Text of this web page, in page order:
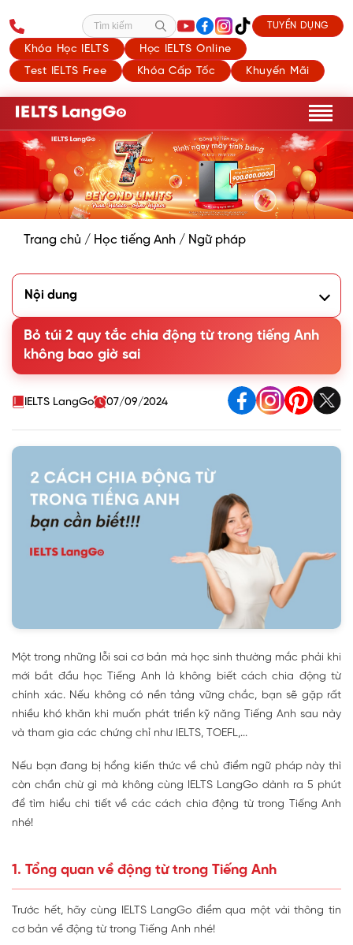
Khóa Học IELTS
Học IELTS Online
Test IELTS Free
Khóa Cấp Tốc Khuyến Mãi
Tìm kiếm TUYỂN DỤNG
Trang chủ / Học tiếng Anh / Ngữ pháp
Nội dung
2. Cách chia động từ trong Tiếng Anh đầy đủ nhất
3. Bài tập chia động từ trong Tiếng Anh
Bỏ túi 2 quy tắc chia động từ trong tiếng Anh
không bao giờ sai
IELTS LangGo 07/09/2024
Một trong những lỗi sai cơ bản mà học sinh thường mắc phải khi
mới bắt đầu học Tiếng Anh là không biết cách chia động từ
chính xác. Nếu không có nền tảng vững chắc, bạn sẽ gặp rất
nhiều khó khăn khi muốn phát triển kỹ năng Tiếng Anh sau này
và tham gia các chứng chỉ như IELTS, TOEFL,...
Nếu bạn đang bị hổng kiến thức về chủ điểm ngữ pháp này thì
còn chần chừ gì mà không cùng IELTS LangGo dành ra 5 phút
để tìm hiểu chi tiết về các cách chia động từ trong Tiếng Anh
nhé!
1. Tổng quan về động từ trong Tiếng Anh
Trước hết, hãy cùng IELTS LangGo điểm qua một vài thông tin
cơ bản về động từ trong Tiếng Anh nhé!